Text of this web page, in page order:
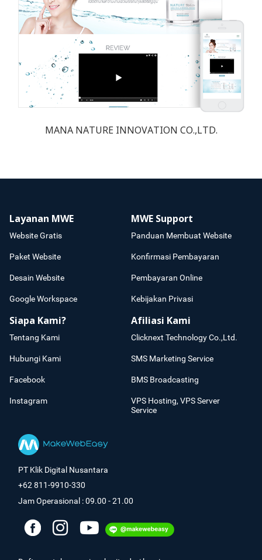
MANA NATURE INNOVATION CO.,LTD.
Layanan MWE
Website Gratis
Paket Website
Desain Website
Google Workspace
MWE Support
Panduan Membuat Website
Konfirmasi Pembayaran
Pembayaran Online
Kebijakan Privasi
Siapa Kami?
Tentang Kami
Hubungi Kami
Facebook
Instagram
Afiliasi Kami
Clicknext Technology Co.,Ltd.
SMS Marketing Service
BMS Broadcasting
VPS Hosting, VPS Server
Service
PT Klik Digital Nusantara
+62 811-9910-330
Jam Operasional : 09.00 - 21.00